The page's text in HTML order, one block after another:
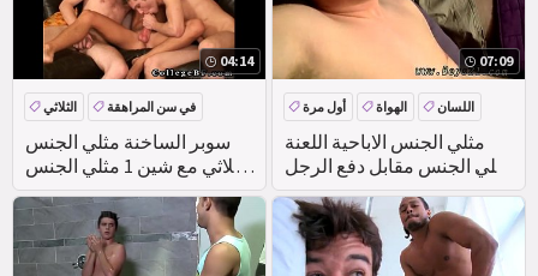
04:14
سوبر الساخنة مثلي الجنس
الثلاثي مع شين 1 مثلي الجنس
الاباحية
الثلاثي
في سن المراهقة
المجموعة
العربدة
07:09
مثلي الجنس الاباحية اللعنة
مثلي الجنس مقابل دفع الرجل
مع ص. أول مرة تصبح الأمور
سيئة
أول مرة الهواة
اللسان
الوجه